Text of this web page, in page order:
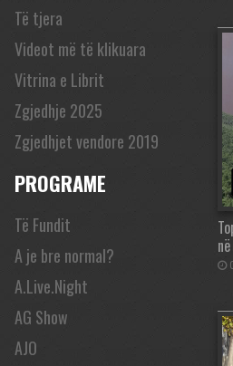
Të tjera
Videot më të klikuara
Vitrina e Librit
Zgjedhje 2025
Zgjedhjet vendore 2019
PROGRAME
Të Fundit
A je bre normal?
A.Live.Night
AG Show
AJO